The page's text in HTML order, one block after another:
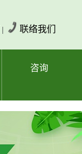
| 联络我们
咨询